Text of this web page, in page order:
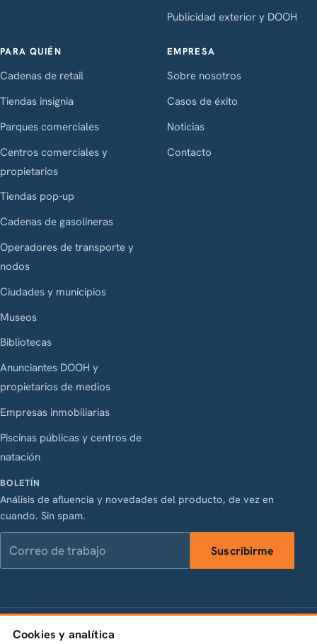
Publicidad exterior y DOOH
PARA QUIÉN
Cadenas de retail
Tiendas insignia
Parques comerciales
Centros comerciales y
propietarios
Tiendas pop-up
Cadenas de gasolineras
Operadores de transporte y
nodos
Ciudades y municipios
Museos
Bibliotecas
Anunciantes DOOH y
propietarios de medios
Empresas inmobiliarias
Piscinas públicas y centros de
natación
EMPRESA
Sobre nosotros
Casos de éxito
Noticias
Contacto
BOLETÍN
Análisis de afluencia y novedades del producto, de vez en
cuando. Sin spam.
Suscribirme
LinkedIn Instagram Facebook X
Vasagatan 28, 111 20 Stockholm · Org.nr 556845-1198 ·
Cookies y analítica